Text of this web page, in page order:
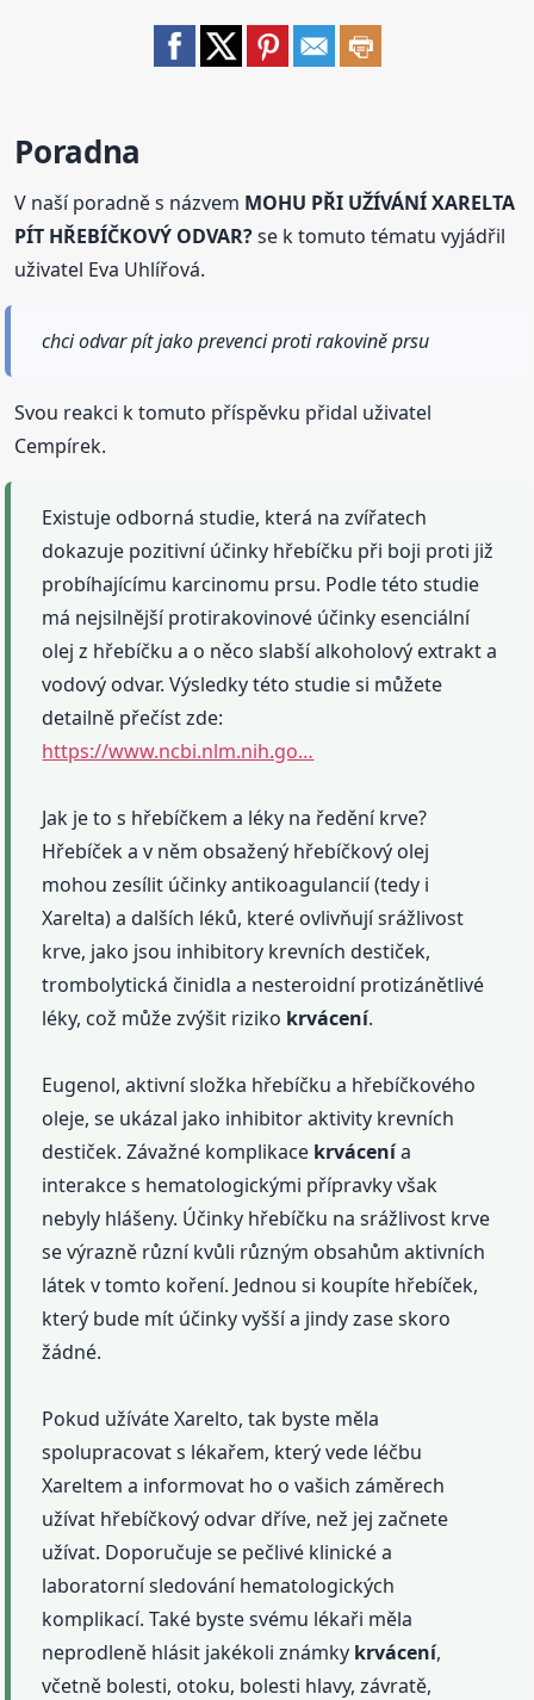
Poradna
V naší poradně s názvem MOHU PŘI UŽÍVÁNÍ XARELTA
PÍT HŘEBÍČKOVÝ ODVAR?se k tomuto tématu vyjádřil
uživatel Eva Uhlířová.
chci odvar pít jako prevenci proti rakovině prsu
Svou reakci k tomuto příspěvku přidal uživatel
Cempírek.
Existuje odborná studie, která na zvířatech
dokazuje pozitivní účinky hřebíčku při boji proti již
probíhajícímu karcinomu prsu. Podle této studie
má nejsilnější protirakovinové účinky esenciální
olej z hřebíčku a o něco slabší alkoholový extrakt a
vodový odvar. Výsledky této studie si můžete
detailně přečíst zde:
https://www.ncbi.nlm.nih.go…
Jak je to s hřebíčkem a léky na ředění krve?
Hřebíček a v něm obsažený hřebíčkový olej
mohou zesílit účinky antikoagulancií (tedy i
Xarelta) a dalších léků, které ovlivňují srážlivost
krve, jako jsou inhibitory krevních destiček,
trombolytická činidla a nesteroidní protizánětlivé
léky, což může zvýšit riziko krvácení.
Eugenol, aktivní složka hřebíčku a hřebíčkového
oleje, se ukázal jako inhibitor aktivity krevních
destiček. Závažné komplikace krvácenía
interakce s hematologickými přípravky však
nebyly hlášeny. Účinky hřebíčku na srážlivost krve
se výrazně různí kvůli různým obsahům aktivních
látek v tomto koření. Jednou si koupíte hřebíček,
který bude mít účinky vyšší a jindy zase skoro
žádné.
Pokud užíváte Xarelto, tak byste měla
spolupracovat s lékařem, který vede léčbu
Xareltem a informovat ho o vašich záměrech
užívat hřebíčkový odvar dříve, než jej začnete
užívat. Doporučuje se pečlivé klinické a
laboratorní sledování hematologických
komplikací. Také byste svému lékaři měla
neprodleně hlásit jakékoli známky krvácení,
včetně bolesti, otoku, bolesti hlavy, závratě,